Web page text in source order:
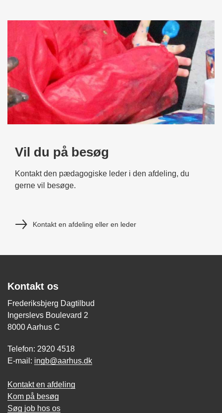
Vil du på besøg
Kontakt den pædagogiske leder i den afdeling, du
gerne vil besøge.
Kontakt en afdeling eller en leder
Kontakt os
Frederiksbjerg Dagtilbud
Ingerslevs Boulevard 2
8000 Aarhus C
Telefon: 2920 4518
E-mail: ingb@aarhus.dk
Kontakt en afdeling
Kom på besøg
Søg job hos os